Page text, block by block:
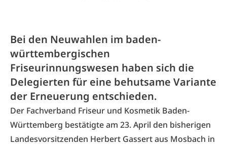
Bei den Neuwahlen im baden-
württembergischen
Friseurinnungswesen haben sich die
Delegierten für eine behutsame Variante
der Erneuerung entschieden.
Der Fachverband Friseur und Kosmetik Baden-
Württemberg bestätigte am 23. April den bisherigen
Landesvorsitzenden Herbert Gassert aus Mosbach in